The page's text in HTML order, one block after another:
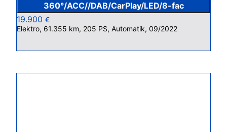
360°/ACC//DAB/CarPlay/LED/8-fac
19.900 €
Elektro, 61.355 km, 205 PS, Automatik, 09/2022